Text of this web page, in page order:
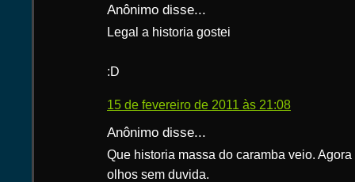
Anônimo disse...
Legal a historia gostei
:D
15 de fevereiro de 2011 às 21:08
Anônimo disse...
Que historia massa do caramba veio.
olhos sem duvida.